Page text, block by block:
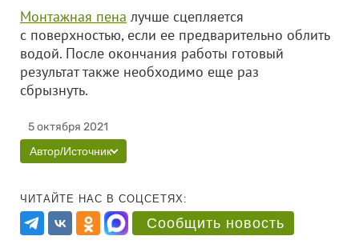
Монтажная пена лучше сцепляется
с поверхностью, если ее предварительно облить
водой. После окончания работы готовый
результат также необходимо еще раз
сбрызнуть.
5 октября 2021
Автор/Источник
ЧИТАЙТЕ НАС В СОЦСЕТЯХ:
Сообщить новость